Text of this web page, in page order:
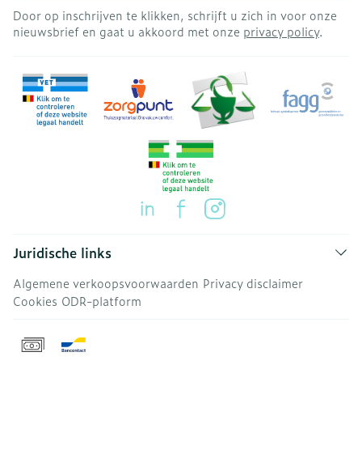
Door op inschrijven te klikken, schrijft u zich in voor onze
nieuwsbrief en gaat u akkoord met onze privacy policy.
Juridische links
Algemene verkoopsvoorwaarden Privacy disclaimer
Cookies ODR-platform